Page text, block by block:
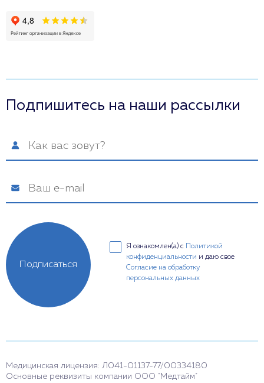
Подпишитесь на наши рассылки
Я ознакомлен(а) с
Политикой
конфиденциальности и даю свое
Согласие на обработку
персональных данных
Подписаться
Медицинская лицензия: Л041-01137-77/00334180
Основные реквизиты компании ООО "Медтайм"